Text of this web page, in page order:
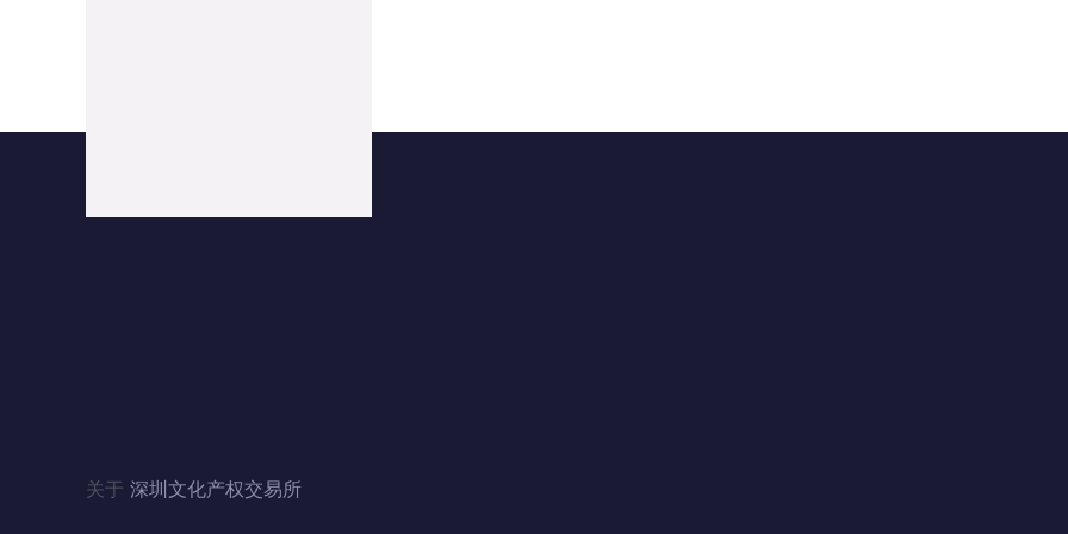
联系我们
关于 深圳文化产权交易所